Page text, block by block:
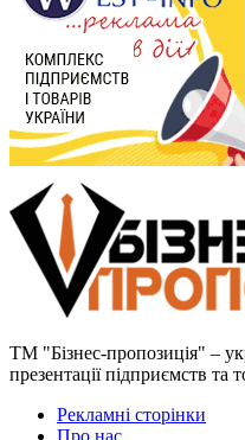
ТМ "Бізнес-пропозиція" –
презентації підприємств та
Рекламні сторінки
Про нас